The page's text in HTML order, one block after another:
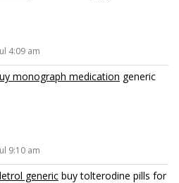
4:09 am
monograph medication generic
9:10 am
generic buy tolterodine pills for